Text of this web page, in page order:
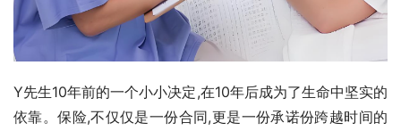
Y先生10年前的一个小小决定,在10年后成为了生命中坚实的
依靠。保险,不仅仅是一份合同,更是一份承诺份跨越时间的